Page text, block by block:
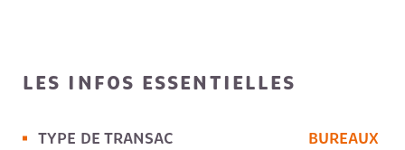
LES INFOS ESSENTIELLES
Caractérisque Valeurs
TYPE DE TRANSAC
BUREAUX